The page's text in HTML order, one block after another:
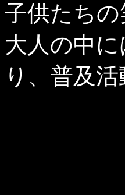
子供たち
大人の中
り、普及